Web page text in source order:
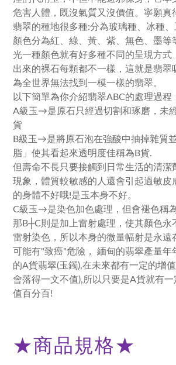
危害人體，既沒氣質又沒價值。寧願真
翡翠的種地很多種:分為玻璃種、冰種
顏色分為紅、綠、黃、紫、無色、墨等
光一種顏色就有好多種不同的呈現方式
出來的裸石每顆都不一樣，這就是翡翠
為全世界無法找到一模一樣的翡翠。
以下簡單為你介紹翡翠ABC的處理過程
A級玉→是原石只經過切割和琢磨，未
貨
B級玉→是將原石泡在強酸中抽掉雜質
脂」使其看起來透明度佳稱為B貨.
但壽命不長只要接觸到日常生活的清潔
現象，體質較敏感的人還會引起過敏皮
的身體不好哦!是玉本身不好。
C級玉→是染色加色處理，但會褪色稱為
那B┼C則是加上雷射處理，使其顏色永
雷射染色，所以本身的微量幅射是永遠
可能有"致癌"危險， 緬甸的翡翠產量年
的A貨翡翠(玉鐲),在未來都有一定的增
會落得一文不值),所以只要是A貨就有
值百分百!
★商品規格★